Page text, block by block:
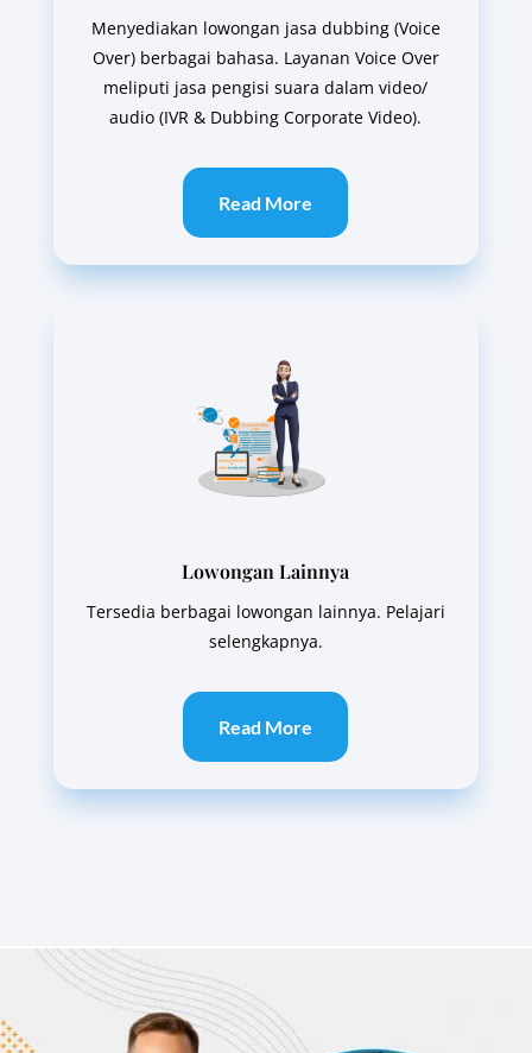
Menyediakan lowongan jasa dubbing (Voice
Over) berbagai bahasa. Layanan Voice Over
meliputi jasa pengisi suara dalam video/
audio (IVR & Dubbing Corporate Video).
Read More
Lowongan Lainnya
Tersedia berbagai lowongan lainnya. Pelajari
selengkapnya.
Read More